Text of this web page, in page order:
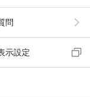
問
示設定